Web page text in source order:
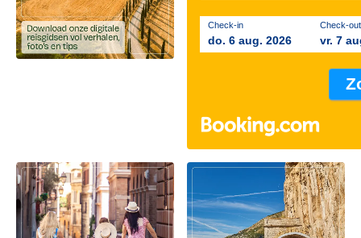
Check-in
do. 6 aug. 2026
Check-out
vr. 7